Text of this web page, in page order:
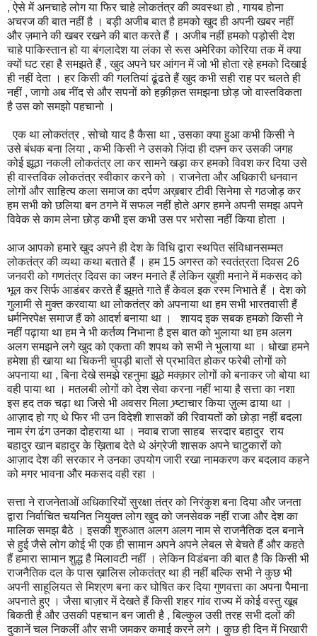
, ऐसे में अनचाहे लोग या फिर चाहे लोकतंत्र की व्यवस्था हो , गायब होना
अचरज की बात नहीं है । बड़ी अजीब बात है हमको खुद ही अपनी खबर नहीं
और ज़माने की खबर रखने की बात करते हैं । अजीब नहीं हमको पड़ोसी देश
चाहे पाकिस्तान हो या बंगलादेश या लंका से रूस अमेरिका कोरिया तक में क्या
क्यों घट रहा है समझते हैं , खुद अपने घर आंगन में जो भी होता रहे हमको दिखाई
ही नहीं देता । हर किसी की गलतियां ढूंढते हैं खुद कभी सही राह पर चलते ही
नहीं , जागो अब नींद से और सपनों को हक़ीक़त समझना छोड़ जो वास्तविकता
है उस को समझो पहचानो ।
एक था लोकतंत्र , सोचो याद है कैसा था , उसका क्या हुआ कभी किसी ने
उसे बंधक बना लिया , कभी किसी ने उसको ज़िंदा ही दफ़्न कर उसकी जगह
कोई झूठा नकली लोकतंत्र ला कर सामने खड़ा कर हमको विवश कर दिया उसे
ही वास्तविक लोकतंत्र स्वीकार करने को । राजनेता और अधिकारी धनवान
लोगों और साहित्य कला समाज का दर्पण अख़बार टीवी सिनेमा से गठजोड़ कर
हम सभी को छलिया बन ठगने में सफल नहीं होते अगर हमने अपनी समझ अपने
विवेक से काम लेना छोड़ कभी इस कभी उस पर भरोसा नहीं किया होता ।
आज आपको हमारे खुद अपने ही देश के विधि द्वारा स्थपित संविधानसम्मत
लोकतंत्र की व्यथा कथा बताते हैं । हम 15 अगस्त को स्वतंत्रता दिवस 26
जनवरी को गणतंत्र दिवस का जश्न मनाते हैं लेकिन ख़ुशी मनाने में मकसद को
भूल कर सिर्फ आडंबर करते हैं झूमते गाते हैं केवल इक रस्म निभाते हैं । देश को
गुलामी से मुक्त करवाया था लोकतंत्र को अपनाया था हम सभी भारतवासी हैं
धर्मनिरपेक्ष समाज हैं को आदर्श बनाया था । शायद इक सबक हमको किसी ने
नहीं पढ़ाया था हम ने भी कर्तव्य निभाना है इस बात को भुलाया था हम अलग
अलग समझने लगे खुद को एकता की शपथ को सभी ने भुलाया था । धोखा हमने
हमेशा ही खाया था चिकनी चुपड़ी बातों से प्रभावित होकर फरेबी लोगों को
अपनाया था , बिना देखे समझे रहनुमा झूठे मक्क़ार लोगों को बनाकर जो बोया था
वही पाया था । मतलबी लोगों को देश सेवा करना नहीं भाया है सत्ता का नशा
इस हद तक चढ़ा था जिसे भी अवसर मिला भ्र्ष्टाचार किया ज़ुल्म ढाया था ।
आज़ाद हो गए थे फिर भी उन विदेशी शासकों की रिवायतों को छोड़ा नहीं बदला
नाम रंग ढंग उनका दोहराया था । नवाब राजा साहब सरदार बहादुर राय
बहादुर खान बहादुर के ख़िताब देते थे अंग्रेजी शासक अपने चाटुकारों को
आज़ाद देश की सरकार ने उनका उपयोग जारी रखा नामकरण कर बदलाव कहने
को मगर भावना और मकसद वही रहा ।
सत्ता ने राजनेताओं अधिकारियों सुरक्षा तंत्र को निरंकुश बना दिया और जनता
द्वारा निर्वाचित चयनित नियुक्त लोग खुद को जनसेवक नहीं राजा और देश का
मालिक समझ बैठे । इसकी शुरुआत अलग अलग नाम से राजनैतिक दल बनाने
से हुई जैसे लोग कोई भी एक ही सामान अपने अपने लेबल से बेचते हैं और कहते
हैं हमारा सामान शुद्ध है मिलावटी नहीं । लेकिन विडंबना की बात है कि किसी भी
राजनैतिक दल के पास ख़ालिस लोकतंत्र था ही नहीं बल्कि सभी ने कुछ भी
अपनी साहूलियत से मिश्रण बना कर घोषित कर दिया गुणवत्ता का अपना पैमाना
अपनाते हुए । जैसा बाज़ार में देखते हैं किसी शहर गांव राज्य में कोई वस्तु खूब
बिकती है और उसकी पहचान बन जाती है , बिल्कुल उसी तरह सभी दलों की
दुकानें चल निकलीं और सभी जमकर कमाई करने लगे । कुछ ही दिन में भिखारी